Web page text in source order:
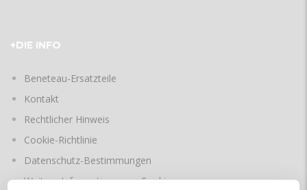
+DIE INFO
Beneteau-Ersatzteile
Kontakt
Rechtlicher Hinweis
Cookie-Richtlinie
Datenschutz-Bestimmungen
Weitere Informationen zu Cookies